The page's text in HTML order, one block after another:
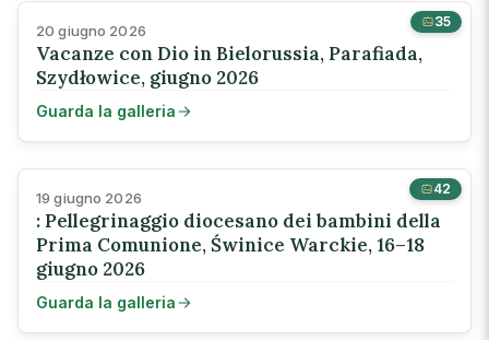
35
20 giugno 2026
Vacanze con Dio in Bielorussia, Parafiada,
Szydłowice, giugno 2026
Guarda la galleria
42
19 giugno 2026
: Pellegrinaggio diocesano dei bambini della
Prima Comunione, Świnice Warckie, 16–18
giugno 2026
Guarda la galleria